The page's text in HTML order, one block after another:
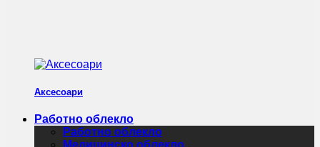
Аксесоари
Работно облекло
Работно облекло
Медицинско облекло